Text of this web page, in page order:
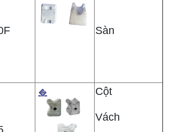
Sàn
Cột
Vách